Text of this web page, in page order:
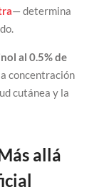
— determina
al 0.5% de
concentración
cutánea y la
allá